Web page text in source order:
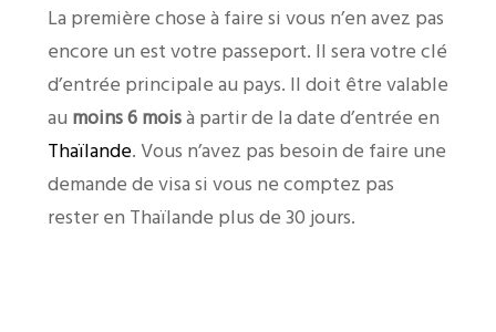
La première chose à faire si vous n’en avez pas
encore un est votre passeport. Il sera votre clé
d’entrée principale au pays. Il doit être valable
au moins 6 moisà partir de la date d’entrée en
Thaïlande. Vous n’avez pas besoin de faire une
demande de visa si vous ne comptez pas
rester en Thaïlande plus de 30 jours.